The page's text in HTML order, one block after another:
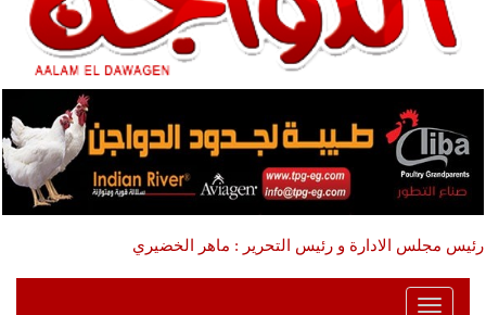
رئيس مجلس الادارة و رئيس التحرير : ماهر الخضيري
Toggle